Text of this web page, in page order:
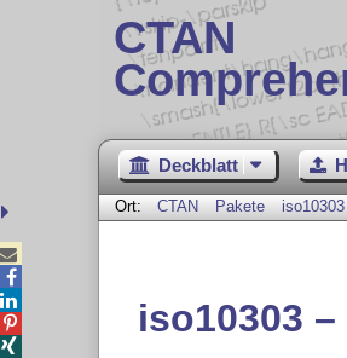
CTAN
Deckblatt
Ort: CTAN Pakete iso10303
iso10303



